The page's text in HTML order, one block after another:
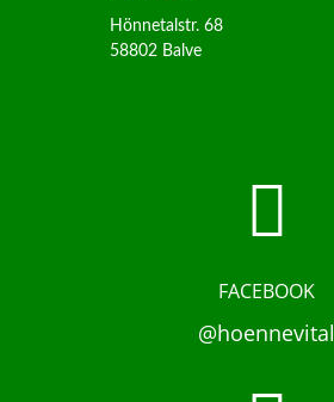
Hönnetalstr. 68
58802 Balve

FACEBOOK
@hoennevital